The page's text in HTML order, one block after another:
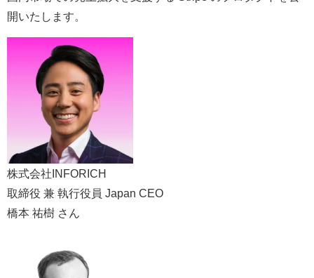
開いたします。
株式会社INFORICH
取締役 兼 執行役員 Japan CEO
橋本 祐樹 さん